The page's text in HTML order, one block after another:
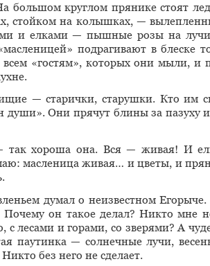
большом круглом прянике стоят
стойком на колышках, —
и елками — пышные розы на
подрагивают в блеске
«гостям», которых они мыли, и
— старички, старушки. Кто им
Они прячут блины за пазуху
так хороша она. Вся — живая! И
масленица живая… и цветы, и
думал о неизвестном
он такое делал? Никто мне
лесами и горами, со зверями? А
паутинка — солнечные лучи,
без него не сделает.